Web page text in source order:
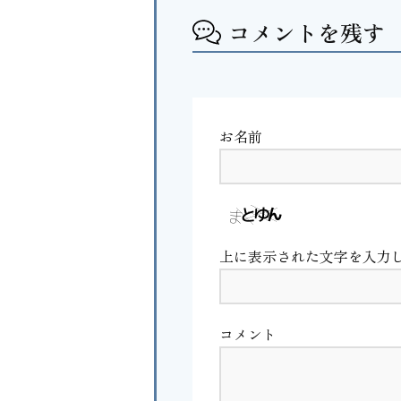
コメントを残す
お名前
上に表示された文字を入力
コメント